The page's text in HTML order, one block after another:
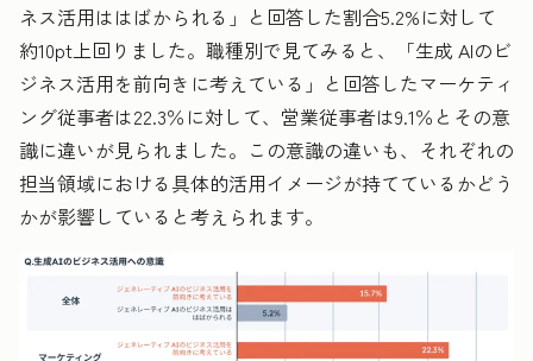
ネス活用ははばかられる」と回答した割合5.2%に対して
約10pt上回りました。職種別で見てみると、「生成 AIのビ
ジネス活用を前向きに考えている」と回答したマーケティ
ング従事者は22.3％に対して、営業従事者は9.1％とその意
識に違いが見られました。この意識の違いも、それぞれの
担当領域における具体的活用イメージが持てているかどう
かが影響していると考えられます。